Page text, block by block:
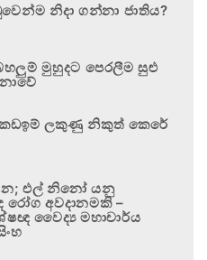
නිදා ගන්නා ජාතිය?
මුහුදට පෙරලීම සුළු
කඩඉම් ලකුණු නිකුත් කෙරේ
එල් නිනෝ යනු
රෝග අවදානමකි –
වෛද්‍ය මහාචාර්ය